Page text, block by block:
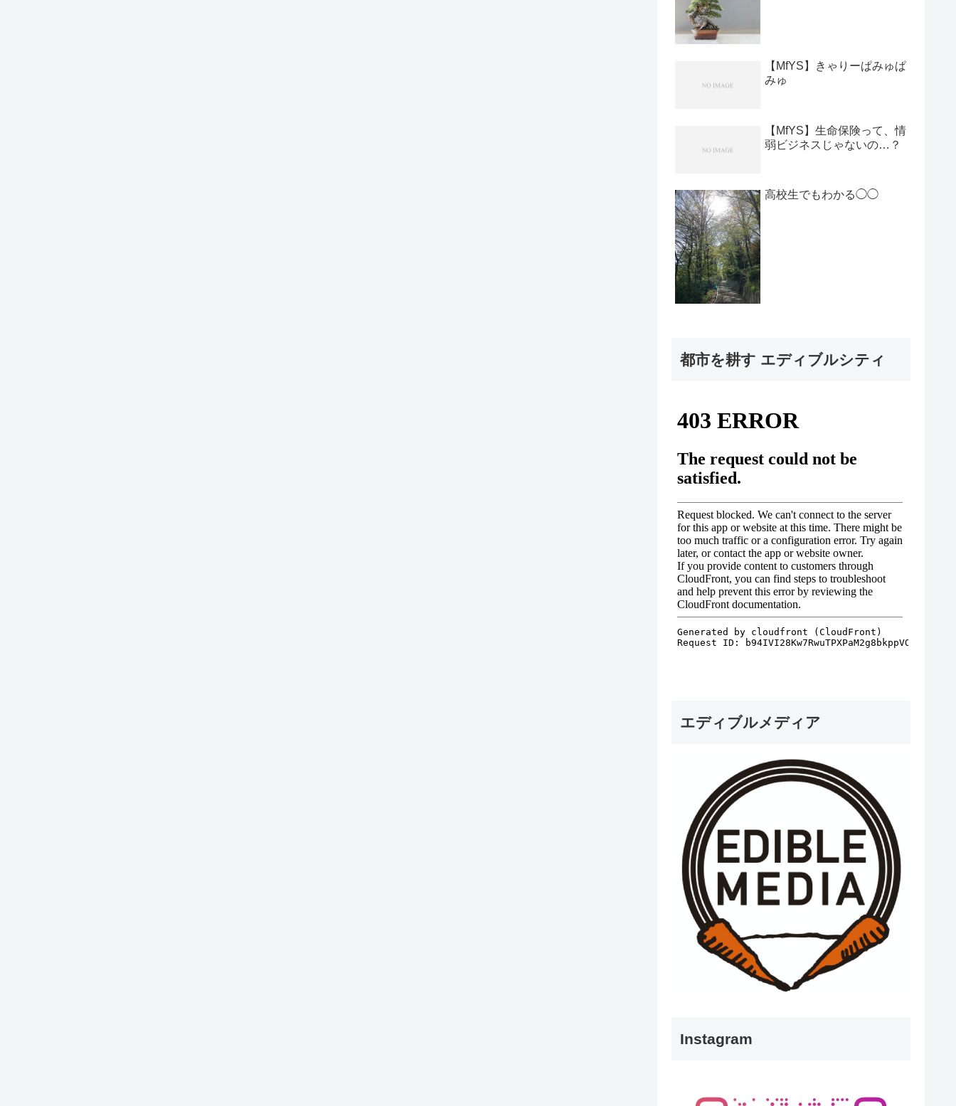
【MfYS】きゃりーぱみゅぱ
みゅ
【MfYS】生命保険って、情
弱ビジネスじゃないの…？
高校生でもわかる◯◯
都市を耕す エディブルシティ
エディブルメディア
Instagram